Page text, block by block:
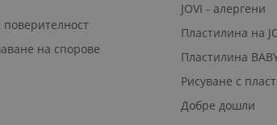
на спорове
JOVI - алергени
Пластилина на
Пластилина
Рисуване с
Добре дошли